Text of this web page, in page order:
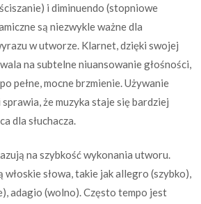
i diminuendo (stopniowe
są niezwykle ważne dla
w utworze. Klarnet, dzięki swojej
na subtelne niuansowanie głośności,
pełne, mocne brzmienie. Używanie
że muzyka staje się bardziej
dla słuchacza.
na szybkość wykonania utworu.
włoskie słowa, takie jak allegro (szybko),
adagio (wolno). Często tempo jest